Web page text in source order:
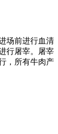
场前进行血清
行屠宰。屠宰
，所有牛肉产